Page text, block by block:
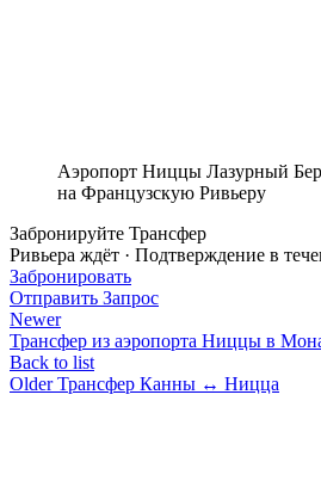
Аэропорт Ниццы Лазурный
на Французскую Ривьеру
Забронируйте Трансфер
Ривьера ждёт · Подтверждение в
Забронировать
Отправить Запрос
Newer
Трансфер из аэропорта Ниццы в
Back to list
Older Трансфер Канны ↔ Ницца